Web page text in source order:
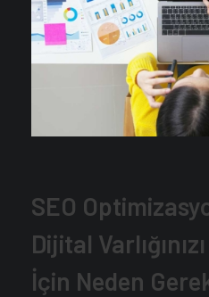
SEO
Dijital
İçin Neden